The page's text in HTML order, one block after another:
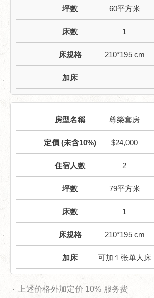
60平方米
1
210*195 cm
尊榮套房
$24,000
2
79平方米
1
210*195 cm
可加１张单人床
上述价格外加定价 10% 服务费